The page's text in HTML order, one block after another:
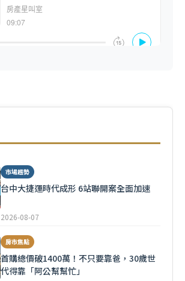
市場趨勢
台中大捷運時代成形 6站聯開案全面加速
2026-08-07
房市焦點
首購總價破1400萬！不只要靠爸，30歲世
代得靠「阿公幫幫忙」